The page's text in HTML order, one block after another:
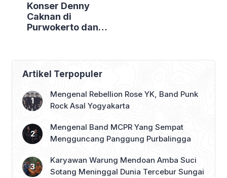
Konser Denny
Caknan di
Purwokerto dan
Malam Ini di
Banjarnegara
Artikel Terpopuler
Mengenal Rebellion Rose YK, Band Punk
Rock Asal Yogyakarta
Mengenal Band MCPR Yang Sempat
Mengguncang Panggung Purbalingga
Karyawan Warung Mendoan Amba Suci
Sotang Meninggal Dunia Tercebur Sungai